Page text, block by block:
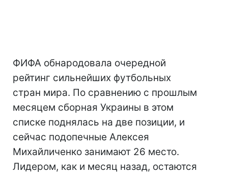
ФИФА обнародовала очередной
рейтинг сильнейших футбольных
стран мира. По сравнению с прошлым
месяцем сборная Украины в этом
списке поднялась на две позиции, и
сейчас подопечные Алексея
Михайличенко занимают 26 место.
Лидером, как и месяц назад, остаются